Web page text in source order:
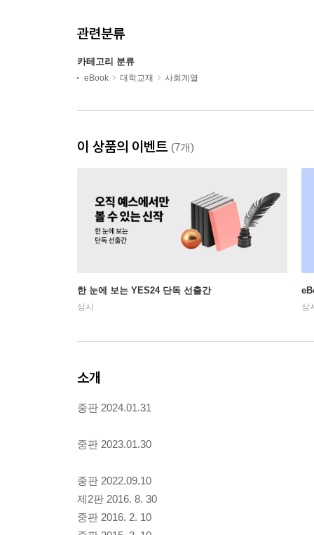
관련분류
카테고리 분류
eBook 대학교재 사회계열
이 상품의 이벤트 (7개)
한 눈에 보는 YES24 단독 선출간
상시 상
소개
중판 2024.01.31
중판 2023.01.30
중판 2022.09.10
제2판 2016. 8. 30
중판 2016. 2. 10